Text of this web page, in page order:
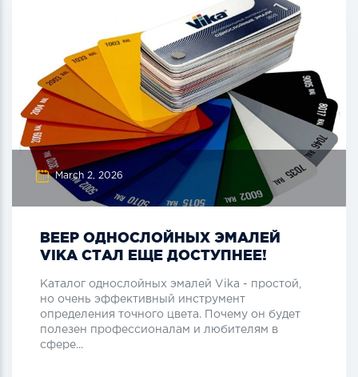
March 2, 2026
ВЕЕР ОДНОСЛОЙНЫХ ЭМАЛЕЙ
VIKA СТАЛ ЕЩЕ ДОСТУПНЕЕ!
Каталог однослойных эмалей Vika - простой,
но очень эффективный инструмент
определения точного цвета. Почему он будет
полезен профессионалам и любителям в
сфере...